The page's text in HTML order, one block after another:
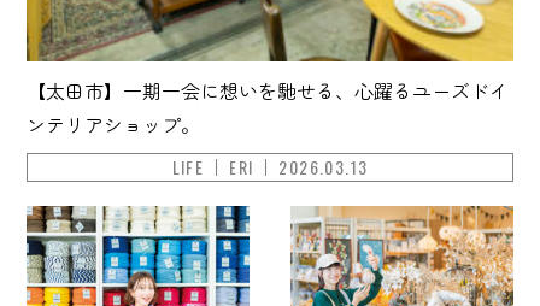
【太田市】一期一会に想いを馳せる、心躍るユーズドイ
ンテリアショップ。
LIFE ERI 2026.03.13